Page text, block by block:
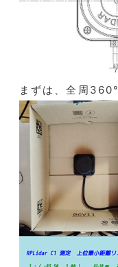
まずは、全周360°